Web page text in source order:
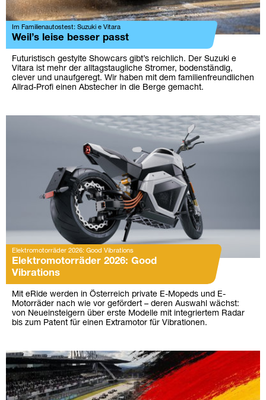
Im Familienautostest: Suzuki e Vitara
Weil’s leise besser passt
Futuristisch gestylte Showcars gibt’s reichlich. Der Suzuki e
Vitara ist mehr der alltagstaugliche Stromer, bodenständig,
clever und unaufgeregt. Wir haben mit dem familienfreundlichen
Allrad-Profi einen Abstecher in die Berge gemacht.
Elektromotorräder 2026: Good Vibrations
Elektromotorräder 2026: Good
Vibrations
Mit eRide werden in Österreich private E-Mopeds und E-
Motorräder nach wie vor gefördert – deren Auswahl wächst:
von Neueinsteigern über erste Modelle mit integriertem Radar
bis zum Patent für einen Extramotor für Vibrationen.